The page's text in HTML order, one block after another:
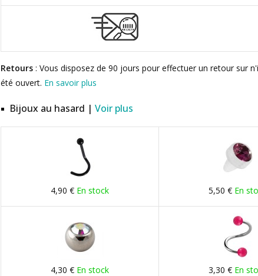
Retours : Vous disposez de 90 jours pour effectuer un retour sur
été ouvert. En savoir plus
Bijoux au hasard | Voir plus
4,90 € En stock 5,50 € En
4,30 € En stock 3,30 € En